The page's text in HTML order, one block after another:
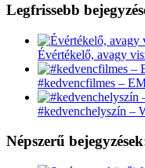
Legfrissebb
Évértékelő, avagy
#kedvencfilmes –
#kedvenchelyszín –
Népszerű